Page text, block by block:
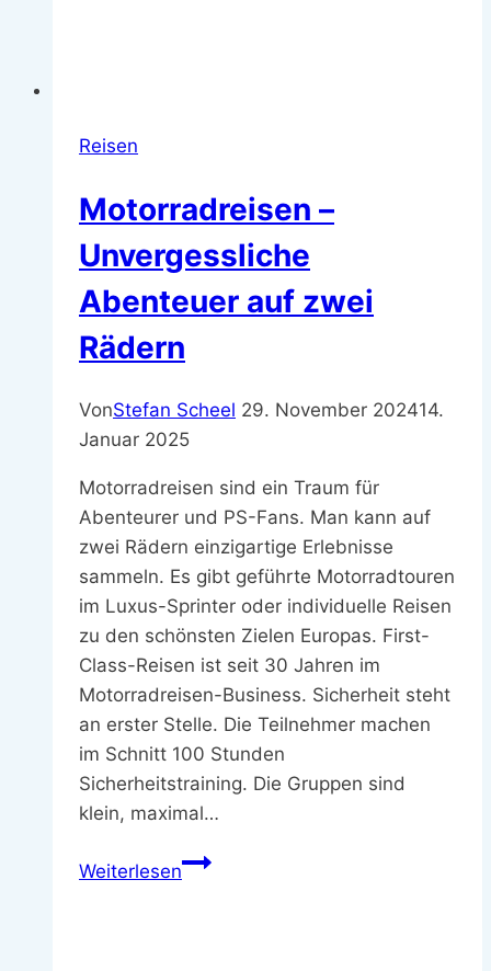
Reisen
Motorradreisen –
Unvergessliche
Abenteuer auf zwei
Rädern
VonStefan Scheel 29. November 202414.
Januar 2025
Motorradreisen sind ein Traum für
Abenteurer und PS-Fans. Man kann auf
zwei Rädern einzigartige Erlebnisse
sammeln. Es gibt geführte Motorradtouren
im Luxus-Sprinter oder individuelle Reisen
zu den schönsten Zielen Europas. First-
Class-Reisen ist seit 30 Jahren im
Motorradreisen-Business. Sicherheit steht
an erster Stelle. Die Teilnehmer machen
im Schnitt 100 Stunden
Sicherheitstraining. Die Gruppen sind
klein, maximal…
WeiterlesenMotorradreisen